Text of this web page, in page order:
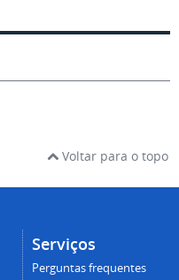
Voltar para o topo
Serviços
Perguntas frequentes